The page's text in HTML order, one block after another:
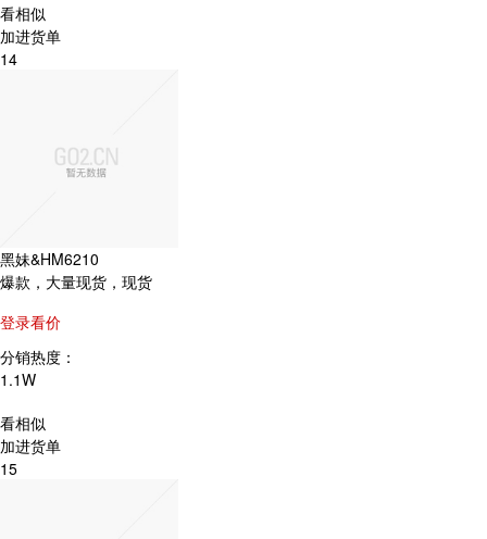
看相似
加进货单
14
黑妹&HM6210
爆款，大量现货，现货
登录看价
分销热度：
1.1W
看相似
加进货单
15